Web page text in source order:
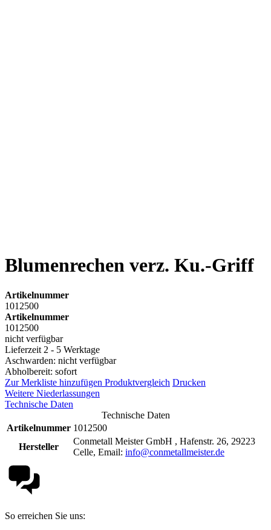
Blumenrechen verz. Ku.-Griff
Artikelnummer
1012500
Artikelnummer
1012500
nicht verfügbar
Lieferzeit 2 - 5 Werktage
Aschwarden: nicht verfügbar
Abholbereit: sofort
Zur Merkliste hinzufügen Produktvergleich Drucken
Weitere Niederlassungen
Technische Daten
Technische Daten
Artikelnummer 1012500
Hersteller
Conmetall Meister GmbH , Hafenstr. 26, 29223
Celle, Email: info@conmetallmeister.de
So erreichen Sie uns: